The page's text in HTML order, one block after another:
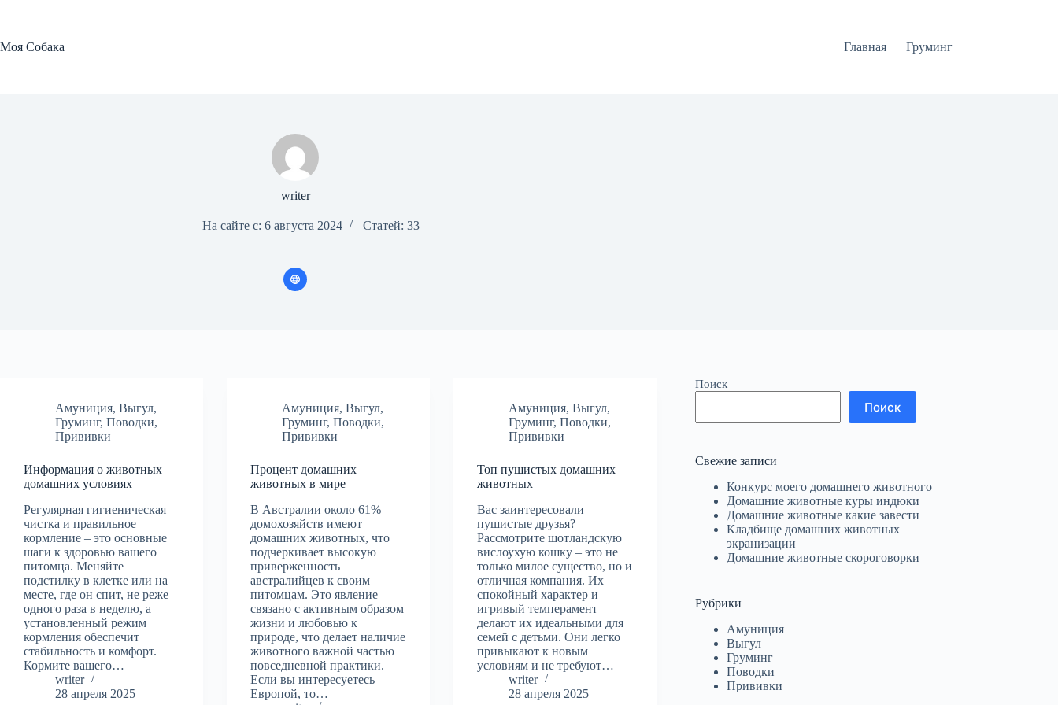
Моя Собака
Главная Груминг
writer
На сайте с: 6 августа 2024 Статей: 33
Амуниция, Выгул,
Груминг, Поводки,
Прививки
Информация о животных
домашних условиях
Регулярная гигиеническая
чистка и правильное
кормление – это основные
шаги к здоровью вашего
питомца. Меняйте
подстилку в клетке или на
месте, где он спит, не реже
одного раза в неделю, а
установленный режим
кормления обеспечит
стабильность и комфорт.
Кормите вашего…
writer
28 апреля 2025
Амуниция,Выгул,
Груминг,Поводки,
Прививки
Процент домашних
животных в мире
В Австралии около 61%
домохозяйств имеют
домашних животных, что
подчеркивает высокую
приверженность
австралийцев к своим
питомцам. Это явление
связано с активным образом
жизни и любовью к
природе, что делает наличие
животного важной частью
повседневной практики.
Если вы интересуетесь
Европой, то…
Амуниция,Выгул,
Груминг,Поводки,
Прививки
Топ пушистых домашних
животных
Вас заинтересовали
пушистые друзья?
Рассмотрите шотландскую
вислоухую кошку – это не
только милое существо, но и
отличная компания. Их
спокойный характер и
игривый темперамент
делают их идеальными для
семей с детьми. Они легко
привыкают к новым
условиям и не требуют…
writer
28 апреля 2025
Поиск
Поиск
Свежие записи
Конкурс моего домашнего животного
Домашние животные куры индюки
Домашние животные какие завести
Кладбище домашних животных
экранизации
Домашние животные скороговорки
Рубрики
Амуниция
Выгул
Груминг
Поводки
Прививки